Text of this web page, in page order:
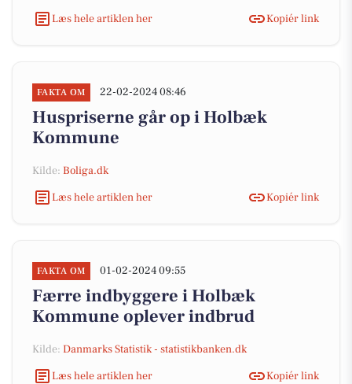
Læs hele artiklen her
Kopiér link
FAKTA OM 22-02-2024 08:46
Huspriserne går op i Holbæk
Kommune
Kilde: Boliga.dk
Læs hele artiklen her
Kopiér link
FAKTA OM 01-02-2024 09:55
Færre indbyggere i Holbæk
Kommune oplever indbrud
Kilde: Danmarks Statistik - statistikbanken.dk
Læs hele artiklen her
Kopiér link